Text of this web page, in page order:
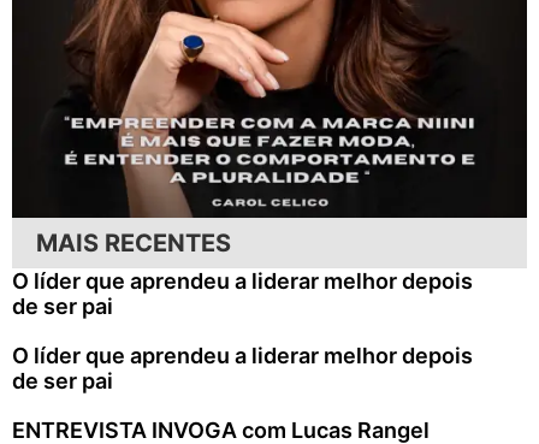
MAIS RECENTES
O líder que aprendeu a liderar melhor depois
de ser pai
O líder que aprendeu a liderar melhor depois
de ser pai
ENTREVISTA INVOGA com Lucas Rangel